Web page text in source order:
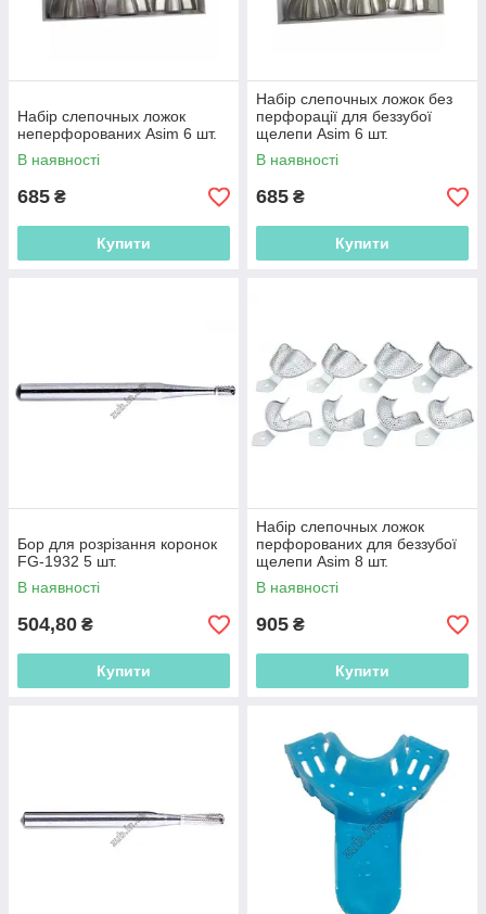
Набір слепочных ложок
неперфорованих Asim 6 шт.
В наявності
685 ₴
Купити
Набір слепочных ложок без
перфорації для беззубої
щелепи Asim 6 шт.
В наявності
685 ₴
Купити
Бор для розрізання коронок
FG-1932 5 шт.
В наявності
504,80 ₴
Купити
Набір слепочных ложок
перфорованих для беззубої
щелепи Asim 8 шт.
В наявності
905 ₴
Купити